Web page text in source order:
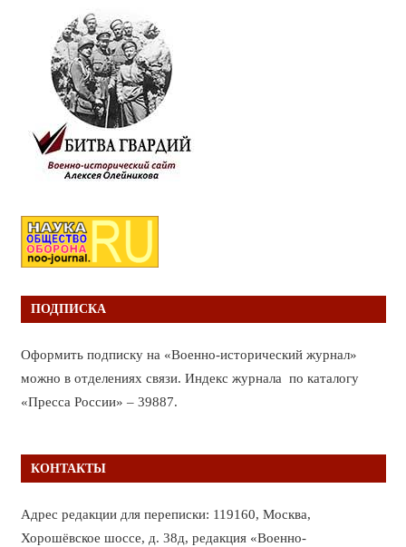
ПОДПИСКА
Оформить подписку на «Военно-исторический журнал»
можно в отделениях связи. Индекс журнала по каталогу
«Пресса России» – 39887.
КОНТАКТЫ
Адрес редакции для переписки: 119160, Москва,
Хорошёвское шоссе, д. 38д, редакция «Военно-